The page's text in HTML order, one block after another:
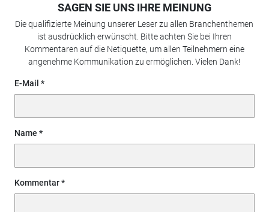
SAGEN SIE UNS IHRE MEINUNG
Die qualifizierte Meinung unserer Leser zu allen Branchenthemen
ist ausdrücklich erwünscht. Bitte achten Sie bei Ihren
Kommentaren auf die Netiquette, um allen Teilnehmern eine
angenehme Kommunikation zu ermöglichen. Vielen Dank!
E-Mail
Name
Kommentar